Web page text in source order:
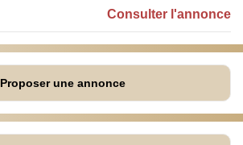
Consulter l'annonce
Proposer une annonce